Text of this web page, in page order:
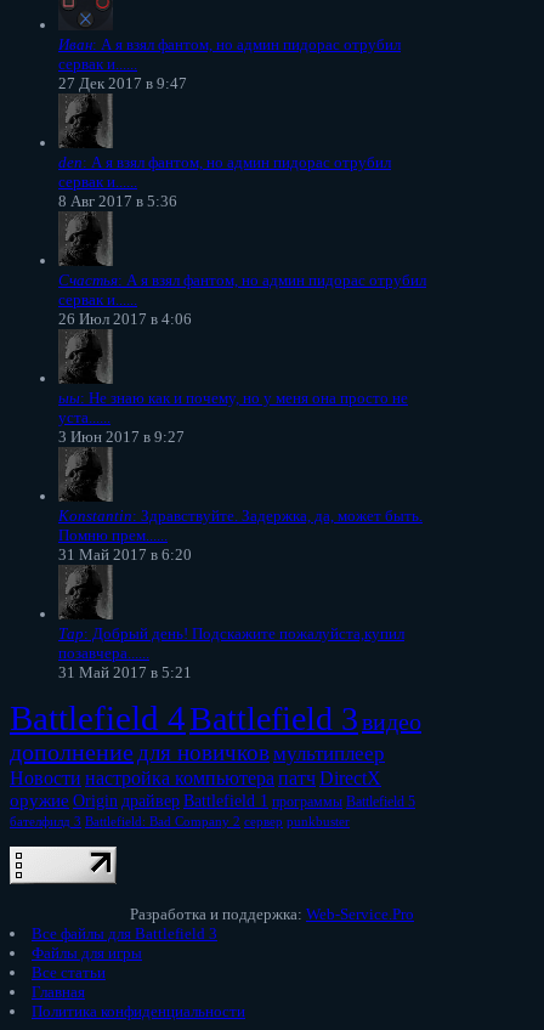
Иван: А я взял фантом, но админ пидорас отрубил
сервак и......
27 Дек 2017 в 9:47
den: А я взял фантом, но админ пидорас отрубил
сервак и......
8 Авг 2017 в 5:36
Счастья: А я взял фантом, но админ пидорас отрубил
сервак и......
26 Июл 2017 в 4:06
ыы: Не знаю как и почему, но у меня она просто не
уста......
3 Июн 2017 в 9:27
Konstantin: Здравствуйте. Задержка, да, может быть.
Помню прем......
31 Май 2017 в 6:20
Тар: Добрый день! Подскажите пожалуйста,купил
позавчера......
31 Май 2017 в 5:21
Battlefield 4Battlefield 3видео
дополнениедля новичковмультиплеер
Новости настройка компьютерапатчDirectX
оружие Origin драйвер Battlefield 1 программы Battlefield 5
бателфилд 3 Battlefield: Bad Company 2 сервер punkbuster
Разработка и поддержка: Web-Service.Pro
Все файлы для Battlefield 3
Файлы для игры
Все статьи
Главная
Политика конфиденциальности